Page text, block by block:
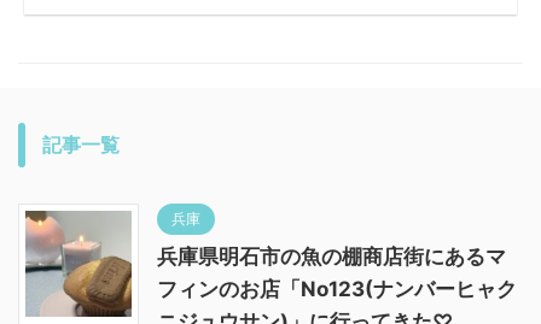
記事一覧
兵庫
兵庫県明石市の魚の棚商店街にあるマ
フィンのお店「No123(ナンバーヒャク